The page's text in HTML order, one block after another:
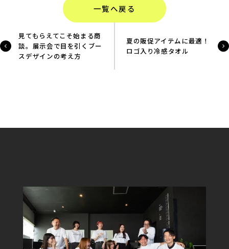
一覧へ戻る
見てもらえてこそ始まる商
談。展示会で目を引くブー
スデザインの考え方
夏の販促アイテムに最適！
ロゴ入り冷感タオル